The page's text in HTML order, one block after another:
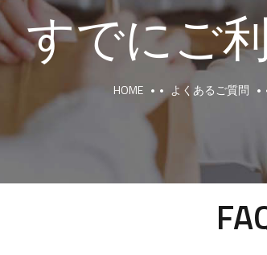
すでにご
HOME よくあるご質問